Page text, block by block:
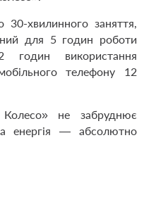
30-хвилинного заняття,
для 5 годин роботи
годин використання
телефону 12
не забруднює
енергія — абсолютно